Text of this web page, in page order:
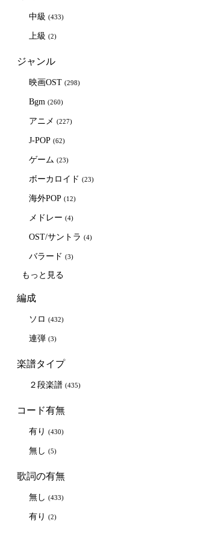
中級 (433)
上級 (2)
ジャンル
映画OST (298)
Bgm (260)
アニメ (227)
J-POP (62)
ゲーム (23)
ボーカロイド (23)
海外POP (12)
メドレー (4)
OST/サントラ (4)
バラード (3)
もっと見る
編成
ソロ (432)
連弾 (3)
楽譜タイプ
２段楽譜 (435)
コード有無
有り (430)
無し (5)
歌詞の有無
無し (433)
有り (2)